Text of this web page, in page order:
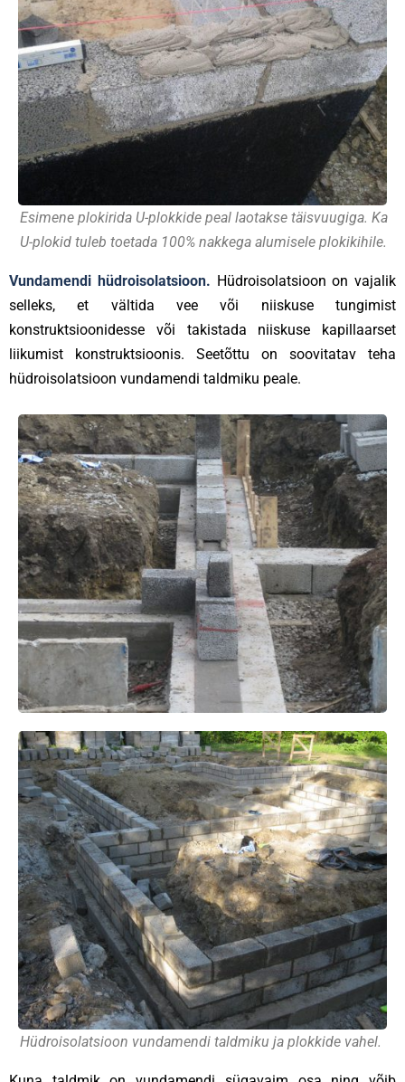
Esimene plokirida U-plokkide peal laotakse täisvuugiga. Ka
U-plokid tuleb toetada 100% nakkega alumisele plokikihile.
Vundamendi hüdroisolatsioon. Hüdroisolatsioon on vajalik
selleks, et vältida vee või niiskuse tungimist
konstruktsioonidesse või takistada niiskuse kapillaarset
liikumist konstruktsioonis. Seetõttu on soovitatav teha
hüdroisolatsioon vundamendi taldmiku peale.
Hüdroisolatsioon vundamendi taldmiku ja plokkide vahel.